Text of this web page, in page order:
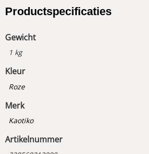
Productspecificaties
Gewicht
1 kg
Kleur
Roze
Merk
Kaotiko
Artikelnummer